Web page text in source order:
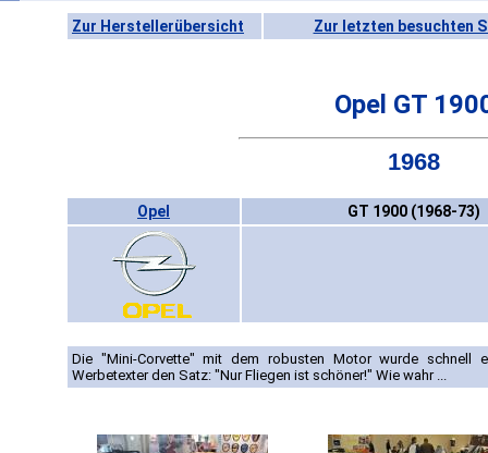
Zur Herstellerübersicht Zur letzten besuchten
Opel GT
1968
Opel GT 1900 (1968-73)
Die "Mini-Corvette" mit dem robusten Motor wurde schnell
Werbetexter den Satz: "Nur Fliegen ist schöner!" Wie wahr ...